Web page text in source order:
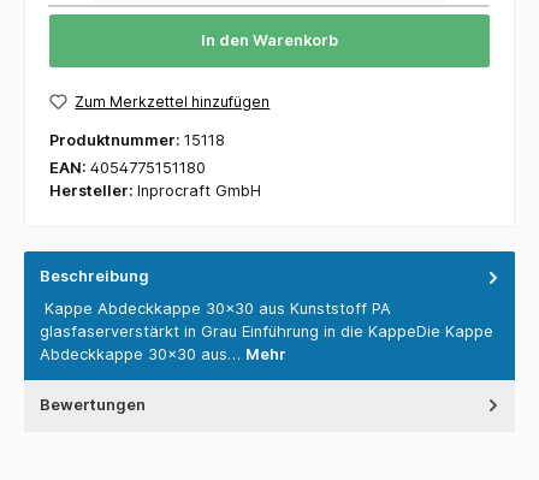
In den Warenkorb
Zum Merkzettel hinzufügen
Produktnummer: 15118
EAN: 4054775151180
Hersteller: Inprocraft GmbH
Beschreibung
Kappe Abdeckkappe 30x30 aus Kunststoff PA
glasfaserverstärkt in Grau Einführung in die KappeDie Kappe
Abdeckkappe 30x30 aus… Mehr
Bewertungen